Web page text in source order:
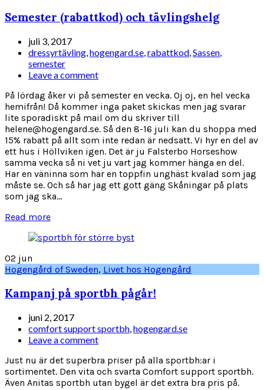
Semester (rabattkod) och tävlingshelg
juli 3, 2017
dressyrtävling,hogengard.se,rabattkod,Sassen,
semester
Leave a comment
På lördag åker vi på semester en vecka. Oj oj, en hel vecka
hemifrån! Då kommer inga paket skickas men jag svarar
lite sporadiskt på mail om du skriver till
helene@hogengard.se. Så den 8-16 juli kan du shoppa med
15% rabatt på allt som inte redan är nedsatt. Vi hyr en del av
ett hus i Höllviken igen. Det är ju Falsterbo Horseshow
samma vecka så ni vet ju vart jag kommer hänga en del.
Har en väninna som har en toppfin unghäst kvalad som jag
måste se. Och så har jag ett gott gäng Skåningar på plats
som jag ska...
Read more
02 jun
Hogengård of Sweden, Livet hos Hogengård
Kampanj på sportbh pågår!
juni 2, 2017
comfort support sportbh hogengard.se
Leave a comment
Just nu är det superbra priser på alla sportbh:ar i
sortimentet. Den vita och svarta Comfort support sportbh.
Även Anitas sportbh utan bygel är det extra bra pris på.